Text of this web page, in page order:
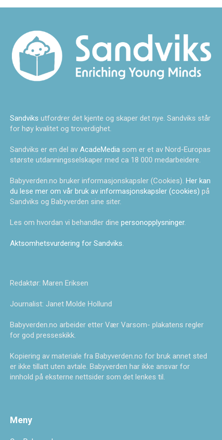
Sandviks utfordrer det kjente og skaper det nye. Sandviks står
for høy kvalitet og troverdighet.
Sandviks er en del av AcadeMedia som er et av Nord-Europas
største utdanningsselskaper med ca 18 000 medarbeidere.
Babyverden.no bruker informasjonskapsler (Cookies). Her kan
du lese mer om vår bruk av informasjonskapsler (cookies) på
Sandviks og Babyverden sine siter.
Les om hvordan vi behandler dine personopplysninger.
Aktsomhetsvurdering for Sandviks.
Redaktør: Maren Eriksen
Journalist: Janet Molde Hollund
Babyverden.no arbeider etter Vær Varsom- plakatens regler
for god presseskikk.
Kopiering av materiale fra Babyverden.no for bruk annet sted
er ikke tillatt uten avtale. Babyverden har ikke ansvar for
innhold på eksterne nettsider som det lenkes til.
Meny